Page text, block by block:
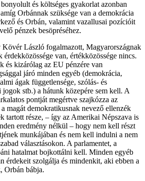
és költséges gyakorlat azonban
Orbánnak szüksége van a demokrácia
és Orbán, valamint vazallusai pozícióit
pénzek besöpréséhez.
Kövér László fogalmazott, Magyarországnak
érdekközössége van, értékközössége nincs.
és kizárólag az EU pénzére van
járó minden egyéb (demokrácia,
ágak függetlensége, szólás- és
jogok stb.) a hátunk közepére sem kell. A
pontját megértve szajkózza az
magát demokratikusnak nevező ellenzék
tartott része, – így az Amerikai Népszava is
eredmény nélkül – hogy nem kell részt
munkájában és nem kell indulni a nem
választásokon. A parlamentet, a
hatalmat bojkottálni kell. Minden egyéb
érdekeit szolgálja és mindenkit, aki ebben a
Orbán bábja.